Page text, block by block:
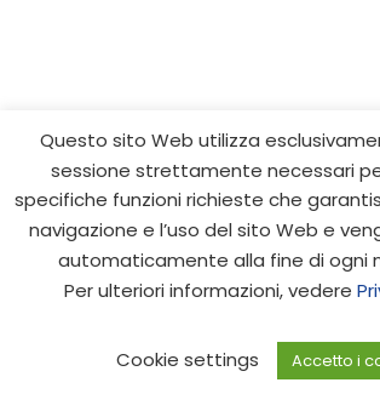
Progetto cofinanziato dall’Unione
PON Ricerca e Innovazione 2014-2020 |
Tutti i diritti riservati. Credits:
Webmaster | Silvia Iachello, Web
Privacy Policy
Questo sito Web utilizza
sessione strettamente necessari
specifiche funzioni richieste che
navigazione e l’uso del sito Web e
automaticamente alla fine di ogni
Per ulteriori informazioni, vedere
Cookie settings Accetto i